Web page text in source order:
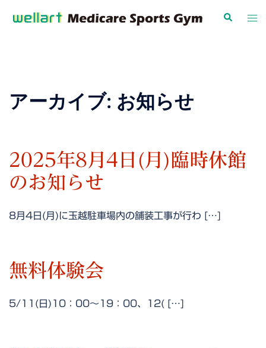
検
索
ト
アーカイブ: お知らせ
2025年8月4日(月)臨時休館
のお知らせ
8月4日(月)に玉越駐車場内の舗装工事が行わ […]
無料体験会
5/11(日)10：00～19：00、12( […]